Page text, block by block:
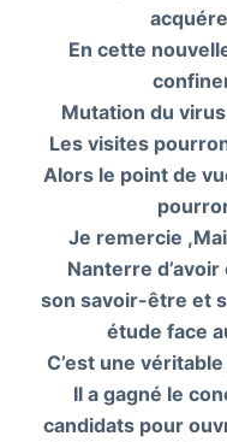
En cette
Mutation du
Les visites
Alors le point de
Je remercie
Nanterre
son savoir-être et
étude face
C’est une
Il a gagné le
candidats pour